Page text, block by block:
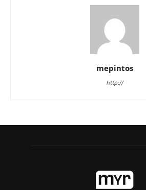
mepintos
http://